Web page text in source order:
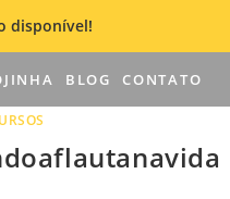
disponível!
BLOG CONTATO